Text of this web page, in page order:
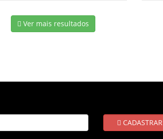
Ver mais resultados
CADASTRAR